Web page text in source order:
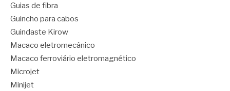
Guias de fibra
Guincho para cabos
Guindaste Kirow
Macaco eletromecânico
Macaco ferroviário eletromagnético
Microjet
Minijet